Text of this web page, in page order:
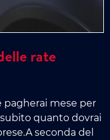
rate
pagherai mese per
quanto dovrai
seconda del